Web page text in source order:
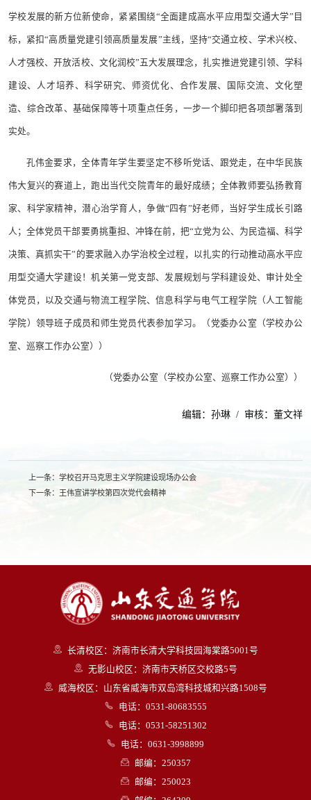
学校发展的新方位新使命，紧紧围绕“全面建成高水平应用型交通大学”目
标，紧扣“高质量党建引领高质量发展”主线，坚持“交通立校、学术兴校、
人才强校、开放活校、文化润校”五大发展理念，扎实推进党建引领、学科
建设、人才培养、科学研究、师资优化、合作发展、国际交流、文化塑
造、综合改革、基础保障等十项重点任务，一步一个脚印把各项部署落到
实处。
孔伟金要求，全体青年学生要坚定不移听党话、跟党走，在中华民族
伟大复兴的赛道上，跑出当代交院青年的最好成绩；全体教师要弘扬教育
家、科学家精神，潜心治学育人，争做“四有”好老师，当好学生成长引路
人；全体党员干部要勇挑重担、冲锋在前，把“立党为公、为民造福、科学
决策、真抓实干”的要求融入办学治校全过程，以扎实的行动推动高水平应
用型交通大学建设！机关第一党支部、发展规划与学科建设处、审计处全
体党员，以及交通与物流工程学院、信息科学与电气工程学院（人工智能
学院）领导班子成员和师生党员代表参加学习。（党委办公室（学校办公
室、巡察工作办公室））
（党委办公室（学校办公室、巡察工作办公室））
编辑：孙琳 / 审核：董文祥
上一条： 学校召开马克思主义学院建设现场办公会
下一条：
王伟宣讲学校第四次党代会精神
长清校区：济南市长清大学科技园海棠路5001号
无影山校区：济南市天桥区交校路5号
威海校区：山东省威海市双岛湾科技城和兴路1508号
电话：0531-80683555
电话：0531-58251302
电话：0631-3998899
邮编：250357
邮编：250023